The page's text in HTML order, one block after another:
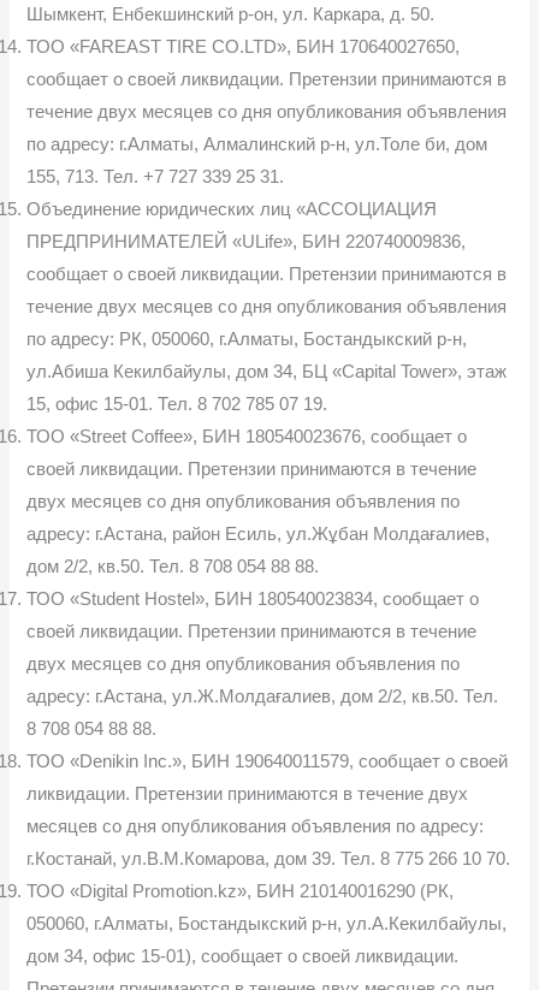
Шымкент, Енбекшинский р-он, ул. Каркара, д. 50.
ТОО «FAREAST TIRE CO.LTD», БИН 170640027650,
сообщает о своей ликвидации. Претензии принимаются в
течение двух месяцев со дня опубликования объявления
по адресу: г.Алматы, Алмалинский р-н, ул.Толе би, дом
155, 713. Тел. +7 727 339 25 31.
Объединение юридических лиц «АССОЦИАЦИЯ
ПРЕДПРИНИМАТЕЛЕЙ «ULife», БИН 220740009836,
сообщает о своей ликвидации. Претензии принимаются в
течение двух месяцев со дня опубликования объявления
по адресу: РК, 050060, г.Алматы, Бостандыкский р-н,
ул.Абиша Кекилбайулы, дом 34, БЦ «Capital Tower», этаж
15, офис 15-01. Тел. 8 702 785 07 19.
ТОО «Street Сoffee», БИН 180540023676, сообщает о
своей ликвидации. Претензии принимаются в течение
двух месяцев со дня опубликования объявления по
адресу: г.Астана, район Есиль, ул.Жұбан Молдағалиев,
дом 2/2, кв.50. Тел. 8 708 054 88 88.
ТОО «Student Hostel», БИН 180540023834, сообщает о
своей ликвидации. Претензии принимаются в течение
двух месяцев со дня опубликования объявления по
адресу: г.Астана, ул.Ж.Молдағалиев, дом 2/2, кв.50. Тел.
8 708 054 88 88.
ТОО «Denikin Inc.», БИН 190640011579, сообщает о своей
ликвидации. Претензии принимаются в течение двух
месяцев со дня опубликования объявления по адресу:
г.Костанай, ул.В.М.Комарова, дом 39. Тел. 8 775 266 10 70.
ТОО «Digital Promotion.kz», БИН 210140016290 (РК,
050060, г.Алматы, Бостандыкский р-н, ул.А.Кекилбайулы,
дом 34, офис 15-01), сообщает о своей ликвидации.